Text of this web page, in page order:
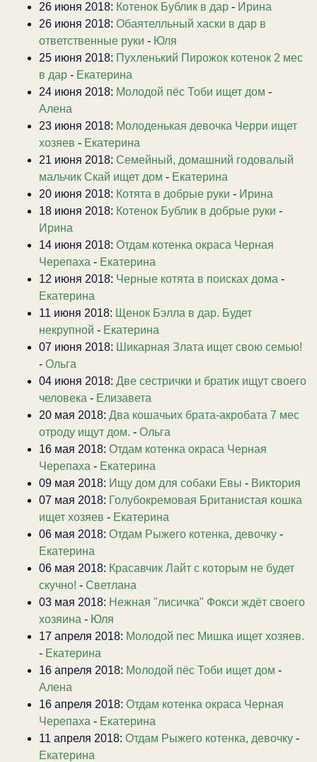
26 июня 2018: Котенок Бублик в дар - Ирина
26 июня 2018: Обаятелльный хаски в дар в
ответственные руки - Юля
25 июня 2018: Пухленький Пирожок котенок 2 мес
в дар - Екатерина
24 июня 2018: Молодой пёс Тоби ищет дом -
Алена
23 июня 2018: Молоденькая девочка Черри ищет
хозяев - Екатерина
21 июня 2018: Семейный, домашний годовалый
мальчик Скай ищет дом - Екатерина
20 июня 2018: Котята в добрые руки - Ирина
18 июня 2018: Котенок Бублик в добрые руки -
Ирина
14 июня 2018: Отдам котенка окраса Черная
Черепаха - Екатерина
12 июня 2018: Черные котята в поисках дома -
Екатерина
11 июня 2018: Щенок Бэлла в дар. Будет
некрупной - Екатерина
07 июня 2018: Шикарная Злата ищет свою семью!
- Ольга
04 июня 2018: Две сестрички и братик ищут своего
человека - Елизавета
20 мая 2018: Два кошачьих брата-акробата 7 мес
отроду ищут дом. - Ольга
16 мая 2018: Отдам котенка окраса Черная
Черепаха - Екатерина
09 мая 2018: Ищу дом для собаки Евы - Виктория
07 мая 2018: Голубокремовая Британистая кошка
ищет хозяев - Екатерина
06 мая 2018: Отдам Рыжего котенка, девочку -
Екатерина
06 мая 2018: Красавчик Лайт с которым не будет
скучно! - Светлана
03 мая 2018: Нежная "лисичка" Фокси ждёт своего
хозяина - Юля
17 апреля 2018: Молодой пес Мишка ищет хозяев.
- Екатерина
16 апреля 2018: Молодой пёс Тоби ищет дом -
Алена
16 апреля 2018: Отдам котенка окраса Черная
Черепаха - Екатерина
11 апреля 2018: Отдам Рыжего котенка, девочку -
Екатерина